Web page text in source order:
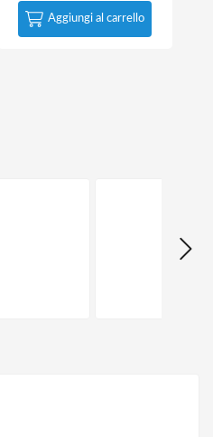
Aggiungi al carrello